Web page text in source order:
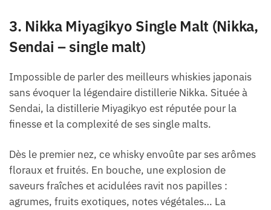
3. Nikka Miyagikyo Single Malt (Nikka,
Sendai – single malt)
Impossible de parler des meilleurs whiskies japonais
sans évoquer la légendaire distillerie Nikka. Située à
Sendai, la distillerie Miyagikyo est réputée pour la
finesse et la complexité de ses single malts.
Dès le premier nez, ce whisky envoûte par ses arômes
floraux et fruités. En bouche, une explosion de
saveurs fraîches et acidulées ravit nos papilles :
agrumes, fruits exotiques, notes végétales… La